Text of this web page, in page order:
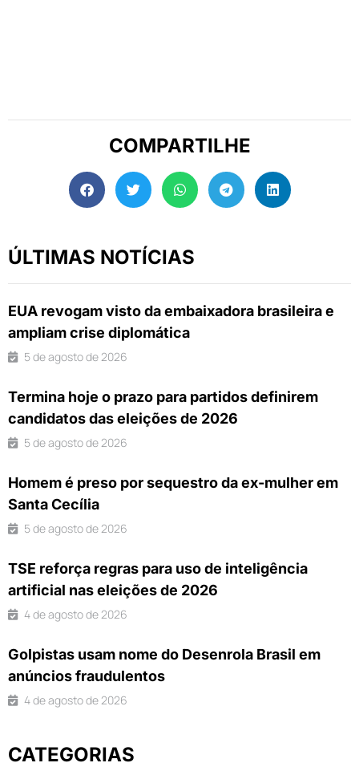
COMPARTILHE
ÚLTIMAS NOTÍCIAS
EUA revogam visto da embaixadora brasileira e
ampliam crise diplomática
5 de agosto de 2026
Termina hoje o prazo para partidos definirem
candidatos das eleições de 2026
5 de agosto de 2026
Homem é preso por sequestro da ex-mulher em
Santa Cecília
5 de agosto de 2026
TSE reforça regras para uso de inteligência
artificial nas eleições de 2026
4 de agosto de 2026
Golpistas usam nome do Desenrola Brasil em
anúncios fraudulentos
4 de agosto de 2026
CATEGORIAS